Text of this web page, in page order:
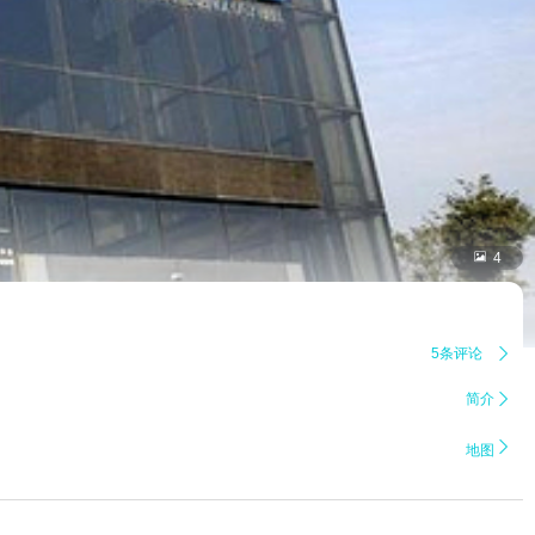
 4
5条评论 
简介 
地图 